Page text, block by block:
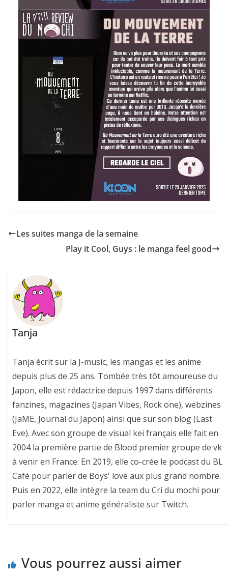
Les suites manga de la semaine
Play it Cool, Guys : le manga feel good
Tanja
Tanja écrit sur la J-music, les mangas et les anime
depuis plus de 25 ans. Tombée très tôt amoureuse du
Japon, elle est rédactrice depuis 1997 dans différents
fanzines, magazines (Japan Vibes, Rock one), webzines
(JaME, Journal du Japon) ainsi que sur son blog (Last
Eve). Avec son groupe de visual kei français elle fait en
2004 la première partie de Blood premier groupe de vk
à venir en France. En 2019, elle co-crée le podcast du BL
Café pour parler de Boys' love aux plus grand nombre.
Puis en 2022, elle intègre la team du Cri du mochi pour
parler manga et anime généraliste sur Twitch.
Vous pourrez aussi aimer